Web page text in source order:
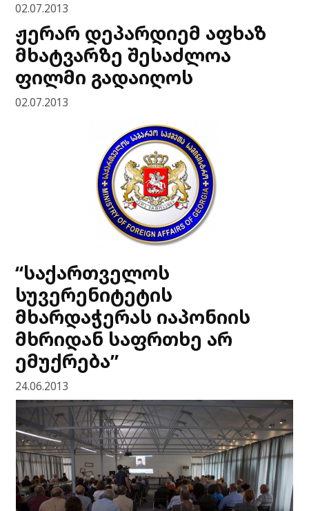
02.07.2013
ჟერარ დეპარდიემ აფხაზ
მხატვარზე შესაძლოა
ფილმი გადაიღოს
02.07.2013
“საქართველოს
სუვერენიტეტის
მხარდაჭერას იაპონიის
მხრიდან საფრთხე არ
ემუქრება”
24.06.2013